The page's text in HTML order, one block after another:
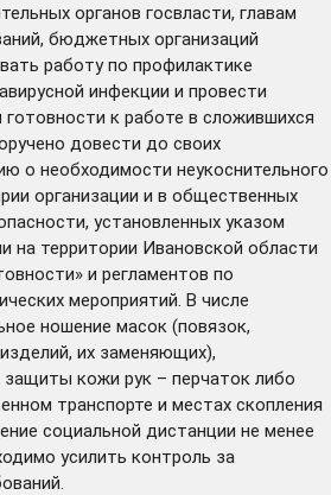
органов госвласти, главам
бюджетных организаций
работу по профилактике
инфекции и провести
к работе в сложившихся
довести до своих
о необходимости неукоснительного
организации и в общественных
установленных указом
на территории Ивановской области
и регламентов по
мероприятий. В числе
ношение масок (повязок,
их заменяющих),
защиты кожи рук – перчаток либо
транспорте и местах скопления
социальной дистанции не менее
усилить контроль за